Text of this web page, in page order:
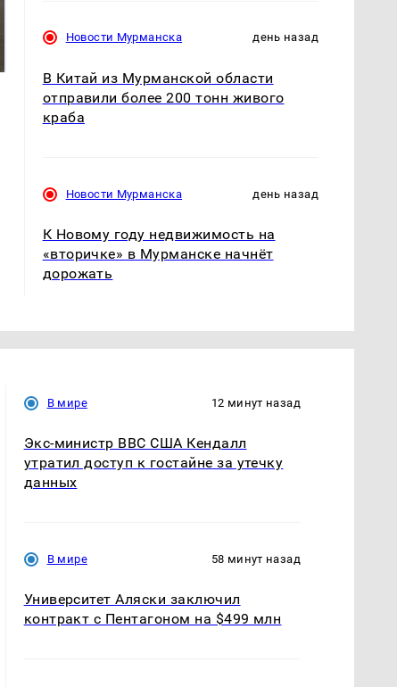
были украдены 18
крушение вертолета на
Новости Мурманска день назад
В Китай из Мурманской области
отправили более 200 тонн живого
краба
Новости Мурманска день назад
К Новому году недвижимость на
«вторичке» в Мурманске начнёт
дорожать
В мире 12 минут назад
Экс-министр ВВС США Кендалл
утратил доступ к гостайне за утечку
данных
В мире 58 минут назад
Университет Аляски заключил
контракт с Пентагоном на $499 млн